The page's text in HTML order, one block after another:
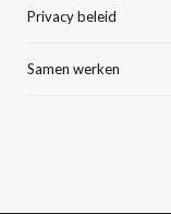
Privacy beleid
Samen werken